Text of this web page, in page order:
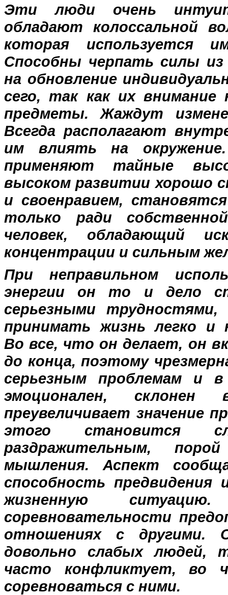
Эти люди очень
обладают колоссальной
которая используется
Способны черпать силы
на обновление
сего, так как их внимание
предметы. Жаждут
Всегда располагают
им влиять на
применяют тайные
высоком развитии хорошо
и своенравием,
только ради
человек, обладающий
концентрации и сильным
При неправильном
энергии он то и дело
серьезными
принимать жизнь легко и
Во все, что он делает, он
до конца, поэтому
серьезным проблемам и
эмоционален, склонен
преувеличивает значение
этого становится
раздражительным,
мышления. Аспект
способность
жизненную
соревновательности
отношениях с другими.
довольно слабых людей,
часто конфликтует,
соревноваться с ними.